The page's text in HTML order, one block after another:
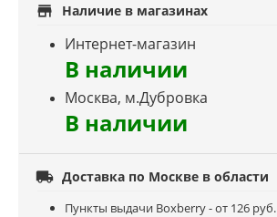
store Наличие в магазинах
Интернет-магазин
В наличии
Москва, м.Дубровка
В наличии
 Доставка по Москве в области
Пункты выдачи Boxberry - от 126 руб.